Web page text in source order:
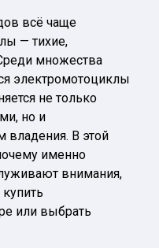
всё чаще
— тихие,
множества
электромотоциклы
не только
но и
В этой
именно
внимания,
или выбрать